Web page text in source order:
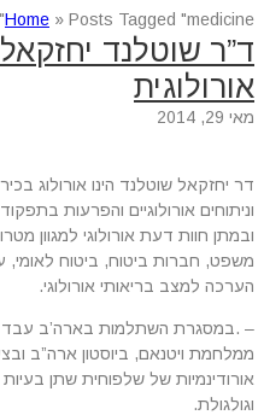
Home » Posts Tagged "medicine"
ד”ר שוטלנד
אורולוגית
מאי 29, 2014
דר יחזקאל שוטלנד הינו אורולוג
וניתוחים אורולוגיים והפרעות
ובמתן חוות דעת אורולוגי למגוון
משפט, חברות ביטוח, ביטוח לאומי,
הערכה למצב בריאותי אורולוגי.
– .במסגרת השתלמות בארה’ב
ממלחמת ויטנאם, ביוסטון ארה”ב
אורודינמיות של שלפוחית שתן
וגולגולת.